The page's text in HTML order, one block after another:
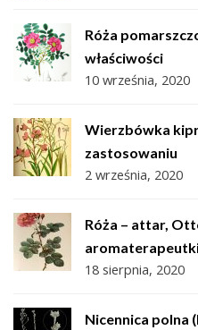
Róża
właściwości
10 września, 2020
Wierzbówka
zastosowaniu
2 września, 2020
Róża – attar,
18 sierpnia, 2020
Nicennica polna